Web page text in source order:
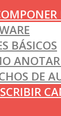
BÁSICOS
DE